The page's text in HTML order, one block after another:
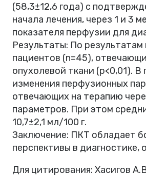
(58,3±12,6 года) с
начала лечения, через 1 и 3
показателя перфузии для
Результаты: По результатам
пациентов (n=45),
опухолевой ткани (p<0,01).
изменения перфузионных
отвечающих на терапию
параметров. При этом
10,7±2,1 мл/100 г.
Заключение: ПКТ обладает
перспективы в диагностике,
Для цитирования: Хасигов